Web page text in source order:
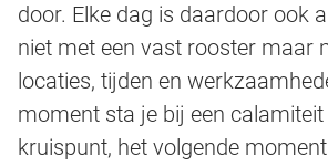
door. Elke dag is daardoor ook
niet met een vast rooster maar
locaties, tijden en
moment sta je bij een calamiteit
kruispunt, het volgende